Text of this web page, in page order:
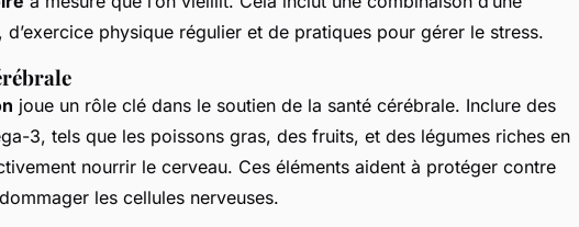
physique régulier et de pratiques pour gérer le stress.
joue un rôle clé dans le soutien de la santé cérébrale. Inclure des
3, tels que les poissons gras, des fruits, et des légumes riches en
nourrir le cerveau. Ces éléments aident à protéger contre
les cellules nerveuses.